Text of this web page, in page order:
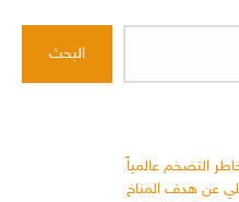
البحث
التضخم عالمياً
عن هدف المناخ